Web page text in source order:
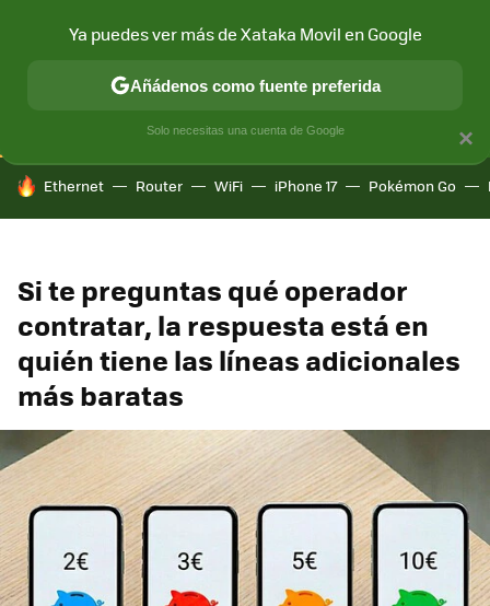
CONECTIVIDAD MÓVIL Y SOCIEDAD APLICACIONES
HOY SE HABLA DE
Ethernet Router WiFi iPhone 17 Pokémon Go
Si te preguntas qué operador
contratar, la respuesta está en
quién tiene las líneas adicionales
más baratas
×
Ya puedes ver más de Xataka Movil en Google
Añádenos como fuente preferida
Solo necesitas una cuenta de Google